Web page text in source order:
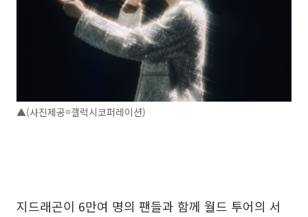
▲(사진제공=갤럭시코퍼레이션)
지드래곤이 6만여 명의 팬들과 함께 월드 투어의 서